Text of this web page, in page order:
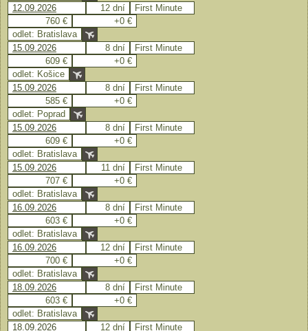
12.09.2026
12 dní
First Minute
760 €
+0 €
odlet: Bratislava
15.09.2026
8 dní
First Minute
609 €
+0 €
odlet: Košice
15.09.2026
8 dní
First Minute
585 €
+0 €
odlet: Poprad
15.09.2026
8 dní
First Minute
609 €
+0 €
odlet: Bratislava
15.09.2026
11 dní
First Minute
707 €
+0 €
odlet: Bratislava
16.09.2026
8 dní
First Minute
603 €
+0 €
odlet: Bratislava
16.09.2026
12 dní
First Minute
700 €
+0 €
odlet: Bratislava
18.09.2026
8 dní
First Minute
603 €
+0 €
odlet: Bratislava
18.09.2026
12 dní First Minute